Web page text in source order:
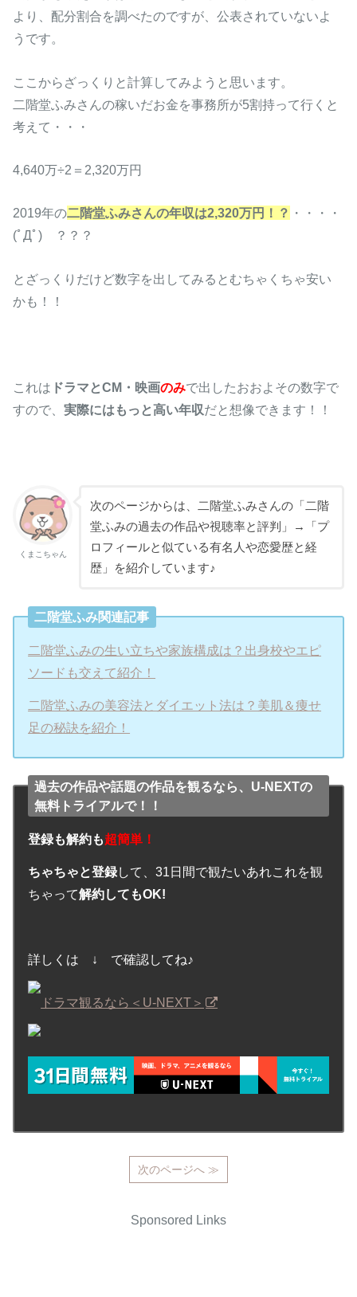
より、配分割合を調べたのですが、公表されていないよ
うです。
ここからざっくりと計算してみようと思います。
二階堂ふみさんの稼いだお金を事務所が5割持って行くと
考えて・・・
4,640万÷2＝2,320万円
2019年の二階堂ふみさんの年収は2,320万円！？ ・・・・
(ﾟДﾟ) ？？？
とざっくりだけど数字を出してみるとむちゃくちゃ安い
かも！！
これは ドラマとCM・映画のみで出したおおよその数字で
すので、実際にはもっと高い年収だと想像できます！！
くまこちゃん
次のページからは、二階堂ふみさんの「二階
堂ふみの過去の作品や視聴率と評判」→「プ
ロフィールと似ている有名人や恋愛歴と経
歴」を紹介しています♪
二階堂ふみ関連記事
二階堂ふみの生い立ちや家族構成は？出身校やエピ
ソードも交えて紹介！
二階堂ふみの美容法とダイエット法は？美肌＆痩せ
足の秘訣を紹介！
過去の作品や話題の作品を観るなら、U-NEXTの
無料トライアルで！！
登録も解約も超簡単！
ちゃちゃと登録して、31日間で観たいあれこれを観
ちゃって解約してもOK!
詳しくは ↓ で確認してね♪
ドラマ観るなら＜U-NEXT＞
次のページへ ≫
Sponsored Links